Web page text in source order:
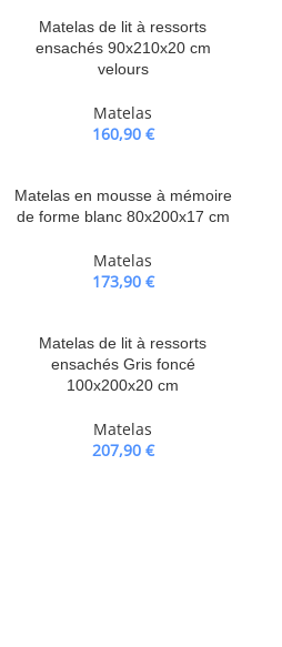
Matelas de lit à ressorts
ensachés 90x210x20 cm
velours
Matelas
160,90 €
Matelas en mousse à mémoire
de forme blanc 80x200x17 cm
Matelas
173,90 €
Matelas de lit à ressorts
ensachés Gris foncé
100x200x20 cm
Matelas
207,90 €